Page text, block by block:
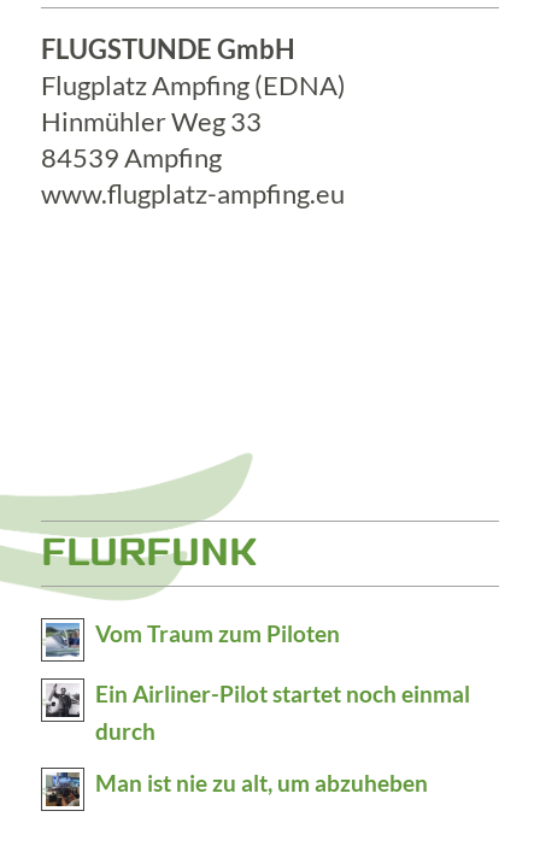
FLUGSTUNDE GmbH
Flugplatz Ampfing (EDNA)
Hinmühler Weg 33
84539 Ampfing
www.flugplatz-ampfing.eu
FLURFUNK
Vom Traum zum Piloten
Ein Airliner-Pilot startet noch einmal
durch
Man ist nie zu alt, um abzuheben